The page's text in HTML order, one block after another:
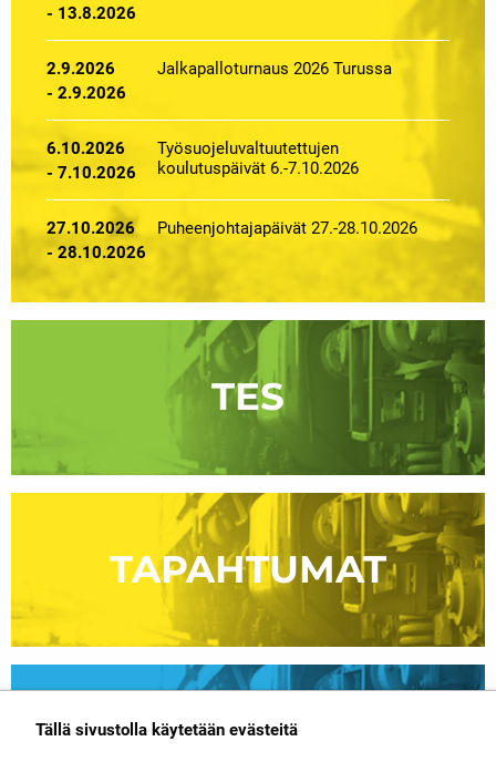
Tällä sivustolla käytetään evästeitä
- 13.8.2026
2.9.2026
- 2.9.2026
Jalkapalloturnaus 2026 Turussa
6.10.2026
- 7.10.2026
Työsuojeluvaltuutettujen
koulutuspäivät 6.-7.10.2026
27.10.2026
- 28.10.2026
Puheenjohtajapäivät 27.-28.10.2026
TES
TAPAHTUMAT
RAIDEPUOLUE